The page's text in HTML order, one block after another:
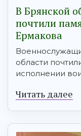
В Брянской
почтили
Ермакова
области
исполнении
Читать далее